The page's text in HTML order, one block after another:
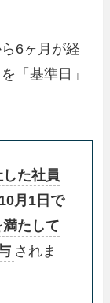
6ヶ月が経
「基準日」
た社員
月1日で
たして
されま